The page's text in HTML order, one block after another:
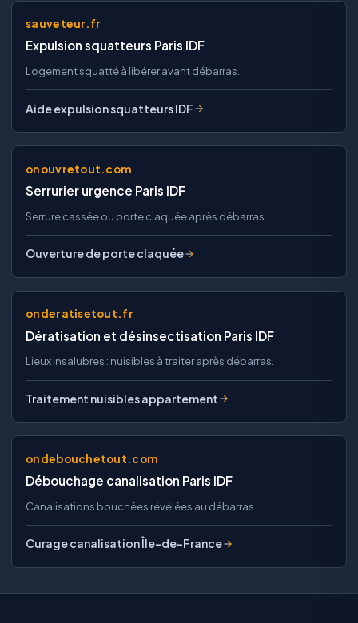
sauveteur.fr
Expulsion squatteurs Paris IDF
Logement squatté à libérer avant débarras.
Aide expulsion squatteurs IDF
onouvretout.com
Serrurier urgence Paris IDF
Serrure cassée ou porte claquée après débarras.
Ouverture de porte claquée
onderatisetout.fr
Dératisation et désinsectisation Paris IDF
Lieux insalubres : nuisibles à traiter après débarras.
Traitement nuisibles appartement
ondebouchetout.com
Débouchage canalisation Paris IDF
Canalisations bouchées révélées au débarras.
Curage canalisation Île-de-France